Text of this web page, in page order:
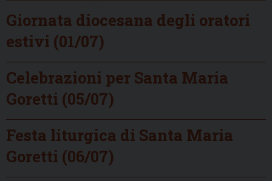
Giornata diocesana degli oratori
estivi (01/07)
Celebrazioni per Santa Maria
Goretti (05/07)
Festa liturgica di Santa Maria
Goretti (06/07)